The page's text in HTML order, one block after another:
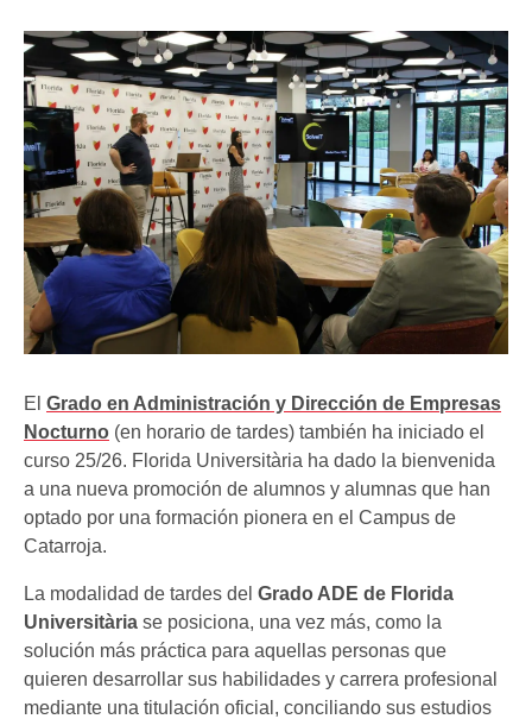
El Grado en Administración y Dirección de Empresas
Nocturno (en horario de tardes) también ha iniciado el
curso 25/26. Florida Universitària ha dado la bienvenida
a una nueva promoción de alumnos y alumnas que han
optado por una formación pionera en el Campus de
Catarroja.
La modalidad de tardes del Grado ADE de Florida
Universitària se posiciona, una vez más, como la
solución más práctica para aquellas personas que
quieren desarrollar sus habilidades y carrera profesional
mediante una titulación oficial, conciliando sus estudios